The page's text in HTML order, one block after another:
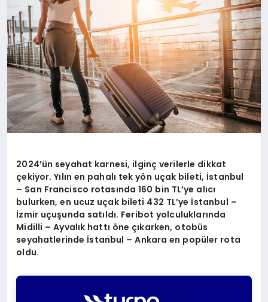
2024’ün seyahat karnesi, ilginç verilerle dikkat
çekiyor. Yılın en pahalı tek yön uçak bileti, İstanbul
– San Francisco rotasında 160 bin TL’ye alıcı
bulurken, en ucuz uçak bileti 432 TL’ye İstanbul –
İzmir uçuşunda satıldı. Feribot yolculuklarında
Midilli – Ayvalık hattı öne çıkarken, otobüs
seyahatlerinde İstanbul – Ankara en popüler rota
oldu.